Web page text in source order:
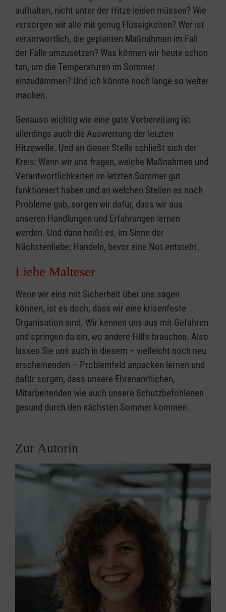
aufhalten, nicht unter der Hitze leiden müssen? Wie
versorgen wir alle mit genug Flüssigkeiten? Wer ist
verantwortlich, die geplanten Maßnahmen im Fall
der Fälle umzusetzen? Was können wir heute schon
tun, um die Temperaturen im Sommer
einzudämmen? Und ich könnte noch lange so weiter
machen.
Genauso wichtig wie eine gute Vorbereitung ist
allerdings auch die Auswertung der letzten
Hitzewelle. Und an dieser Stelle schließt sich der
Kreis: Wenn wir uns fragen, welche Maßnahmen und
Verantwortlichkeiten im letzten Sommer gut
funktioniert haben und an welchen Stellen es noch
Probleme gab, sorgen wir dafür, dass wir aus
unseren Handlungen und Erfahrungen lernen
werden. Und dann heißt es, im Sinne der
Nächstenliebe: Handeln, bevor eine Not entsteht.
Liebe Malteser
Wenn wir eins mit Sicherheit über uns sagen
können, ist es doch, dass wir eine krisenfeste
Organisation sind. Wir kennen uns aus mit Gefahren
und springen da ein, wo andere Hilfe brauchen. Also
lassen Sie uns auch in diesem – vielleicht noch neu
erscheinenden – Problemfeld anpacken lernen und
dafür sorgen, dass unsere Ehrenamtlichen,
Mitarbeitenden wie auch unsere Schutzbefohlenen
gesund durch den nächsten Sommer kommen.
Zur Autorin